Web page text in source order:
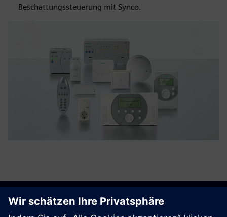
Beschattungssteuerung mit Synco.